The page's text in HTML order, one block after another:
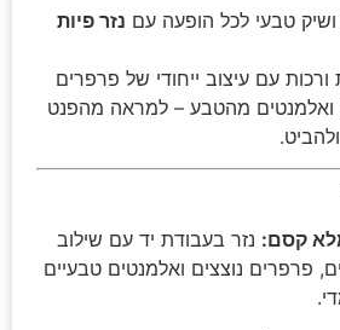
טבעי לכל הופעה עם נזר פיות
עם עיצוב ייחודי של פרפרים
ואלמנטים מהטבע – למראה מהפנט
קסם: נזר בעבודת יד עם שילוב
פרפרים נוצצים ואלמנטים טבעיים